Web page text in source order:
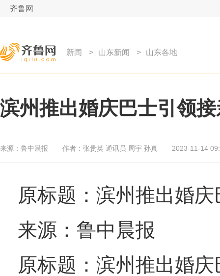
齐鲁网
新闻 > 山东新闻 > 山东各地
滨州推出婚庆巴士引领
来源： 鲁中晨报 作者： 张贵英 通讯员 周宇 孙真 2023-11-14
原标题：滨州推出婚
来源：鲁中晨报
原标题：滨州推出婚